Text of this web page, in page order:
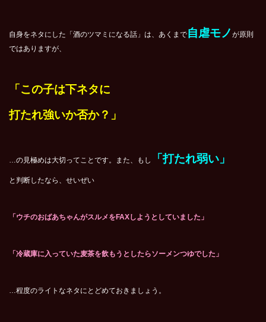
自身をネタにした「酒のツマミになる話」は、あくまで自虐モノ が原則
ではありますが、
「この子は下ネタに
打たれ強いか否か？」
…の見極めは大切ってことです。また、もし 「打たれ弱い」
と判断したなら、せいぜい
「ウチのおばあちゃんがスルメをFAXしようとしていました」
「冷蔵庫に入っていた麦茶を飲もうとしたらソーメンつゆでした」
…程度のライトなネタにとどめておきましょう。